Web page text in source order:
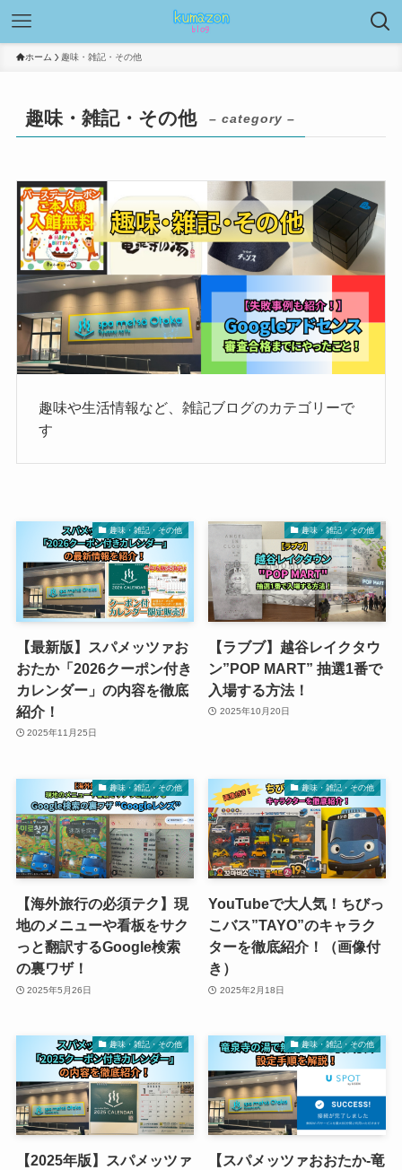
ホーム 趣味・雑記・その他
趣味・雑記・その他 – category –
趣味や生活情報など、雑記ブログのカテゴリーで
す
趣味・雑記・その他
【最新版】スパメッツァお
おたか「2026クーポン付き
カレンダー」の内容を徹底
紹介！
2025年11月25日
趣味・雑記・その他
【ラブブ】越谷レイクタウ
ン”POP MART” 抽選1番で
入場する方法！
2025年10月20日
趣味・雑記・その他
【海外旅行の必須テク】現
地のメニューや看板をサク
っと翻訳するGoogle検索
の裏ワザ！
2025年5月26日
趣味・雑記・その他
YouTubeで大人気！ちびっ
こバス”TAYO”のキャラク
ターを徹底紹介！（画像付
き）
2025年2月18日
趣味・雑記・その他
【2025年版】スパメッツァ
趣味・雑記・その他
【スパメッツァおおたか-竜